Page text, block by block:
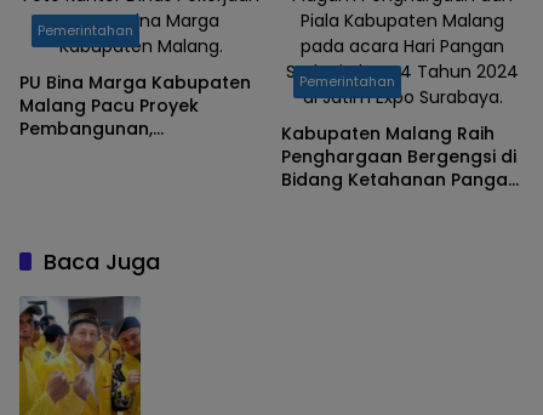
Umum Bina Marga
Kabupaten Malang.
Pemerintahan
PU Bina Marga Kabupaten
Malang Pacu Proyek
Pembangunan,
Piala Kabupaten Malang
pada acara Hari Pangan
Sedunia ke-44 Tahun 2024
di Jatim Expo Surabaya.
Pemerintahan
Kabupaten Malang Raih
Penghargaan Bergengsi di
Bidang Ketahanan Pangan
Baca Juga